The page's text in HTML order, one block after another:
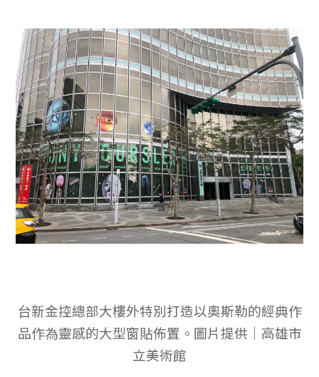
台新金控總部大樓外特別打造以奧斯勒的經典作
品作為靈感的大型窗貼佈置。圖片提供｜高雄市
立美術館